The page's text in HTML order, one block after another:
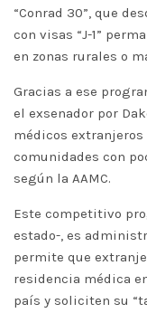
“Conrad 30”, que
con visas “J-1”
en zonas rurales o
Gracias a ese
el exsenador por
médicos
comunidades con
según la AAMC.
Este competitivo
estado-, es
permite que
residencia médica
país y soliciten su